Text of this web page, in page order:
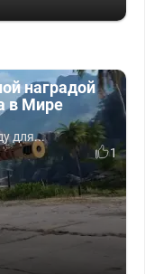
наградой
в Мире
для...
1